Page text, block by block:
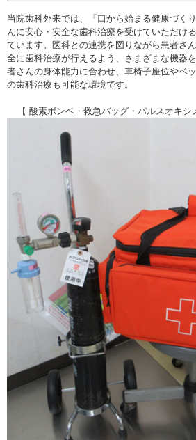
当院歯科外来では、「口から始まる健康づく
んに安心・安全な歯科治療を受けていただけ
ています。医科との連携を図りながら患者さ
全に歯科治療が行えるよう、さまざまな機器
者さんの身体能力に合わせ、車椅子座位やベ
の歯科治療も可能な環境です。
【 酸素ボンベ・救急バッグ・パルスオキシ